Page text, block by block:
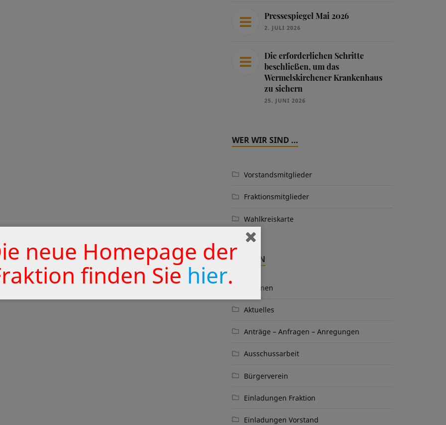
Pressespiegel Mai 2026
2. JULI 2026
Die erforderlichen Schritte
beschließen, um das
Wermelskirchener Krankenhaus
zu sichern
25. JUNI 2026
WER WIR SIND …
Vorstandsmitglieder
Fraktionsmitglieder
Wahlkreiskarte
THEMEN
Aktionen
Aktuelles
Anträge – Anfragen – Anregungen
Ausschussarbeit
Bürgerverein
Einladungen Fraktion
Einladungen Vorstand
neue Homepage der
finden Sie hier.